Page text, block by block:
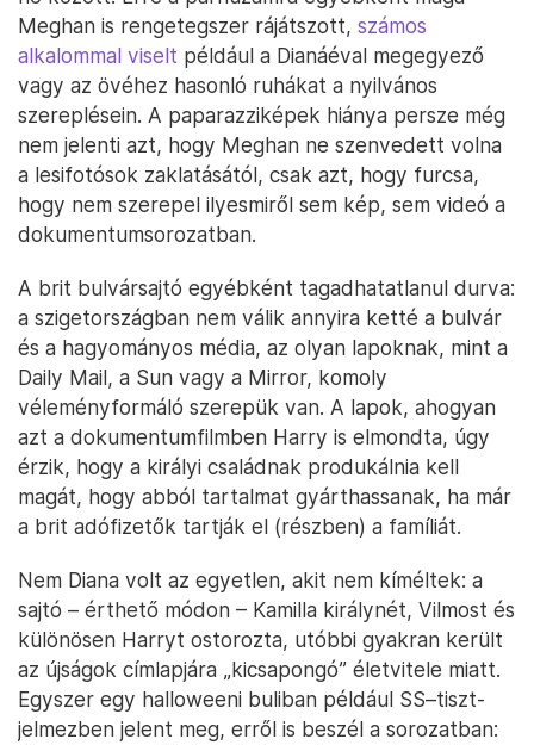
Meghan is rengetegszer rájátszott, számos
alkalommal viselt például a Dianáéval megegyező
vagy az övéhez hasonló ruhákat a nyilvános
szereplésein. A paparazziképek hiánya persze még
nem jelenti azt, hogy Meghan ne szenvedett volna
a lesifotósok zaklatásától, csak azt, hogy furcsa,
hogy nem szerepel ilyesmiről sem kép, sem videó a
dokumentumsorozatban.
A brit bulvársajtó egyébként tagadhatatlanul durva:
a szigetországban nem válik annyira ketté a bulvár
és a hagyományos média, az olyan lapoknak, mint a
Daily Mail, a Sun vagy a Mirror, komoly
véleményformáló szerepük van. A lapok, ahogyan
azt a dokumentumfilmben Harry is elmondta, úgy
érzik, hogy a királyi családnak produkálnia kell
magát, hogy abból tartalmat gyárthassanak, ha már
a brit adófizetők tartják el (részben) a famíliát.
Nem Diana volt az egyetlen, akit nem kíméltek: a
sajtó – érthető módon – Kamilla királynét, Vilmost és
különösen Harryt ostorozta, utóbbi gyakran került
az újságok címlapjára „kicsapongó” életvitele miatt.
Egyszer egy halloweeni buliban például SS–tiszt-
jelmezben jelent meg, erről is beszél a sorozatban: